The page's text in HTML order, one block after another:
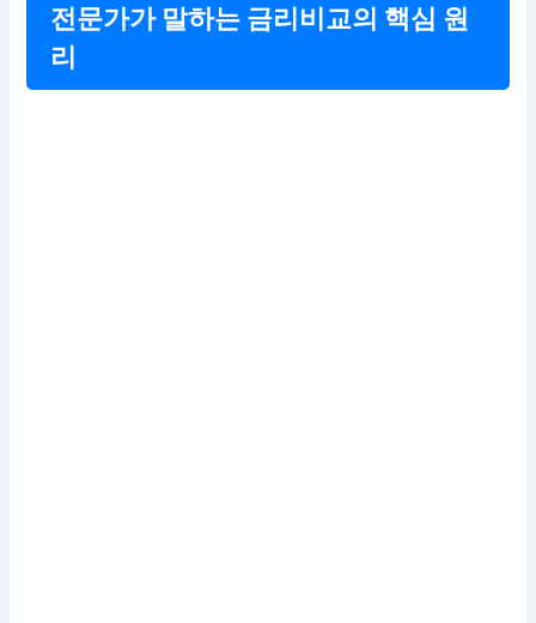
전문가가 말하는 금리비교의 핵심 원
리